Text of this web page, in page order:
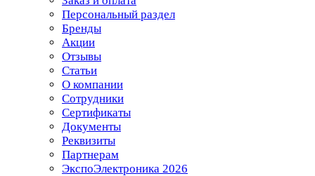
Персональный раздел
Бренды
Акции
Отзывы
Статьи
О компании
Сотрудники
Сертификаты
Документы
Реквизиты
Партнерам
ЭкспоЭлектроника 2026